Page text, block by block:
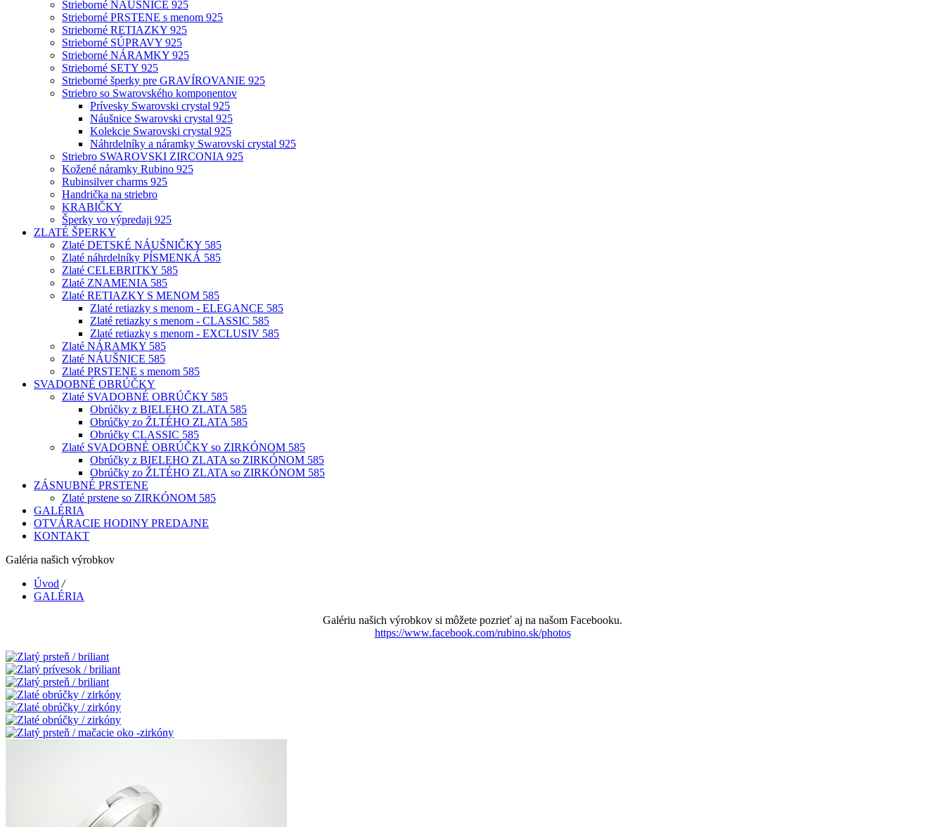
Strieborné NÁUŠNICE 925
Strieborné PRSTENE s menom 925
Strieborné RETIAZKY 925
Strieborné SÚPRAVY 925
Strieborné NÁRAMKY 925
Strieborné SETY 925
Strieborné šperky pre GRAVÍROVANIE 925
Striebro so Swarovského komponentov
Prívesky Swarovski crystal 925
Náušnice Swarovski crystal 925
Kolekcie Swarovski crystal 925
Náhrdelníky a náramky Swarovski crystal 925
Striebro SWAROVSKI ZIRCONIA 925
Kožené náramky Rubino 925
Rubinsilver charms 925
Handrička na striebro
KRABIČKY
Šperky vo výpredaji 925
ZLATÉ ŠPERKY
Zlaté DETSKÉ NÁUŠNIČKY 585
Zlaté náhrdelníky PÍSMENKÁ 585
Zlaté CELEBRITKY 585
Zlaté ZNAMENIA 585
Zlaté RETIAZKY S MENOM 585
Zlaté retiazky s menom - ELEGANCE 585
Zlaté retiazky s menom - CLASSIC 585
Zlaté retiazky s menom - EXCLUSIV 585
Zlaté NÁRAMKY 585
Zlaté NÁUŠNICE 585
Zlaté PRSTENE s menom 585
SVADOBNÉ OBRÚČKY
Zlaté SVADOBNÉ OBRÚČKY 585
Obrúčky z BIELEHO ZLATA 585
Obrúčky zo ŽLTÉHO ZLATA 585
Obrúčky CLASSIC 585
Zlaté SVADOBNÉ OBRÚČKY so ZIRKÓNOM 585
Obrúčky z BIELEHO ZLATA so ZIRKÓNOM 585
Obrúčky zo ŽLTÉHO ZLATA so ZIRKÓNOM 585
ZÁSNUBNÉ PRSTENE
Zlaté prstene so ZIRKÓNOM 585
GALÉRIA
OTVÁRACIE HODINY PREDAJNE
KONTAKT
Galéria našich výrobkov
Úvod /
GALÉRIA
Galériu našich výrobkov si môžete pozrieť aj na našom Facebooku.
https://www.facebook.com/rubino.sk/photos